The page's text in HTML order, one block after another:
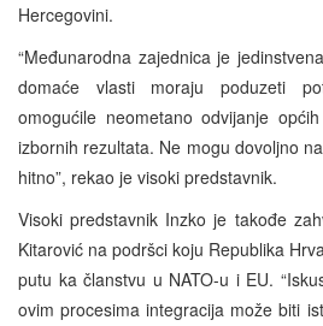
Hercegovini.
“Međunarodna zajednica je
domaće vlasti moraju poduzeti
omogućile neometano odvijanje
izbornih rezultata. Ne mogu dovoljno
hitno”, rekao je visoki predstavnik.
Visoki predstavnik Inzko je takođe
Kitarović na podršci koju Republika
putu ka članstvu u NATO-u i EU.
ovim procesima integracija može biti